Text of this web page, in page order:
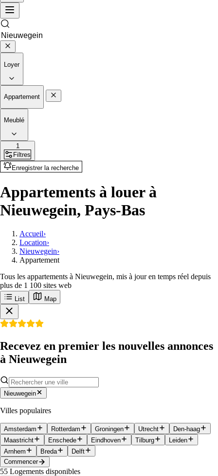
Loyer
Appartement
Meublé
1
Filtres
Enregistrer la recherche
Appartements à louer à
Nieuwegein, Pays-Bas
Accueil›
Location›
Nieuwegein›
Appartement
Tous les appartements à Nieuwegein, mis à jour en temps réel depuis
plus de 1 100 sites web
List Map
Recevez en premier les nouvelles annonces
à Nieuwegein
Nieuwegein
Villes populaires
Amsterdam Rotterdam Groningen Utrecht
Den-haag
Maastricht
Enschede Eindhoven Tilburg
Leiden
Arnhem
Breda
Delft
Commencer
55 Logements disponibles